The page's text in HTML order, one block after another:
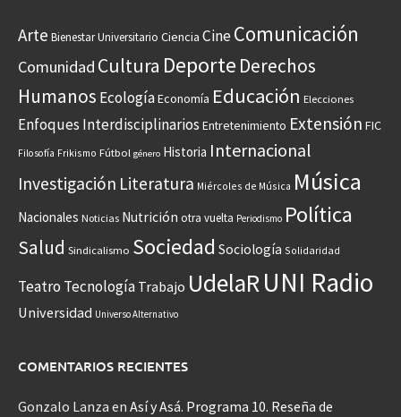
Arte Bienestar Universitario Ciencia CineComunicación
Comunidad Cultura Deporte Derechos
Humanos EcologíaEconomía Educación Elecciones
Enfoques Interdisciplinarios Entretenimiento Extensión FIC
Filosofía Frikismo Fútbol género Historia Internacional
Investigación Literatura Miércoles de Música Música
Nacionales Noticias Nutrición otra vuelta Periodismo Política
Salud Sindicalismo Sociedad Sociología Solidaridad
Teatro Tecnología Trabajo UdelaRUNI Radio
Universidad Universo Alternativo
COMENTARIOS RECIENTES
Gonzalo Lanza en Así y Asá. Programa 10. Reseña de